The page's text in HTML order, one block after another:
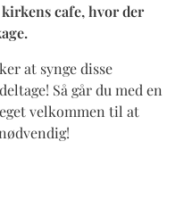
cafe, hvor der
at synge disse
Så går du med en
velkommen til at